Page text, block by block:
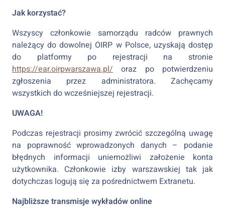
Jak korzystać?
Wszyscy członkowie samorządu radców prawnych
należący do dowolnej OIRP w Polsce, uzyskają dostęp
do platformy po rejestracji na stronie
https://ear.oirpwarszawa.pl/ oraz po potwierdzeniu
zgłoszenia przez administratora. Zachęcamy
wszystkich do wcześniejszej rejestracji.
UWAGA!
Podczas rejestracji prosimy zwrócić szczególną uwagę
na poprawność wprowadzonych danych – podanie
błędnych informacji uniemożliwi założenie konta
użytkownika. Członkowie izby warszawskiej tak jak
dotychczas logują się za pośrednictwem Extranetu.
Najbliższe transmisje wykładów online